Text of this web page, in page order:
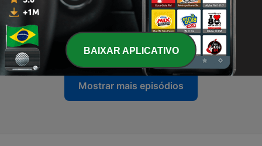
26 nov. 2025
1371 - C.S.I. MILANO (NERONE) (18-11-2025)
19 nov. 2025
Mostrar mais episódios
BAIXAR APLICATIVO